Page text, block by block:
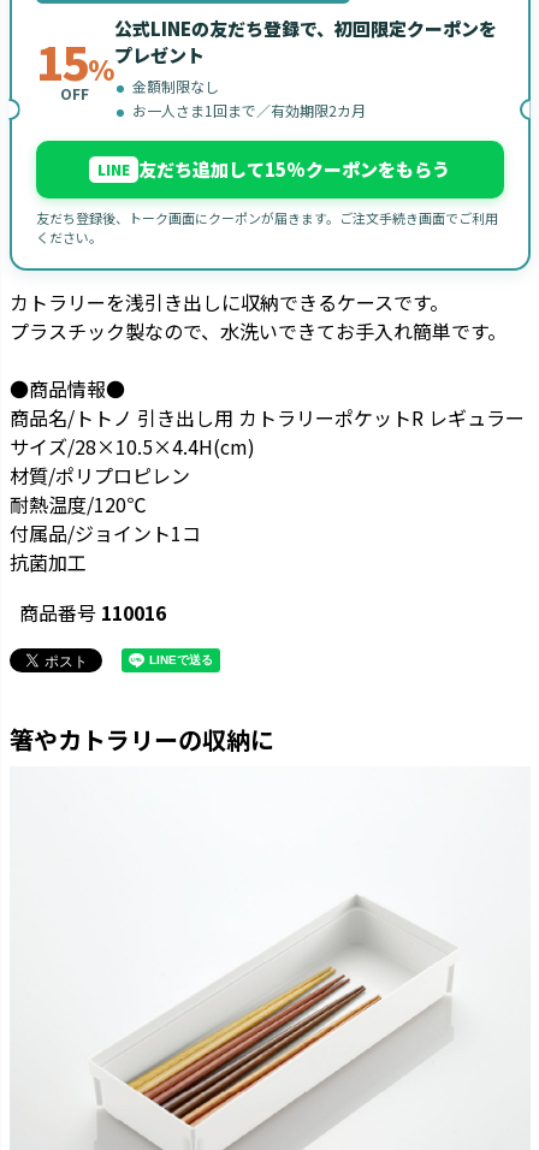
15%
OFF
公式LINEの友だち登録で、初回限定クーポンを
プレゼント
金額制限なし
お一人さま1回まで／有効期限2カ月
LINE 友だち追加して15%クーポンをもらう
友だち登録後、トーク画面にクーポンが届きます。ご注文手続き画面でご利用
ください。
カトラリーを浅引き出しに収納できるケースです。
プラスチック製なので、水洗いできてお手入れ簡単です。
●商品情報●
商品名/トトノ 引き出し用 カトラリーポケットR レギュラー
サイズ/28×10.5×4.4H(cm)
材質/ポリプロピレン
耐熱温度/120℃
付属品/ジョイント1コ
抗菌加工
商品番号 110016
箸やカトラリーの収納に